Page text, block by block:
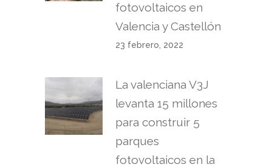
fotovoltaicos en
Valencia y Castellón
23 febrero, 2022
La valenciana V3J
levanta 15 millones
para construir 5
parques
fotovoltaicos en la